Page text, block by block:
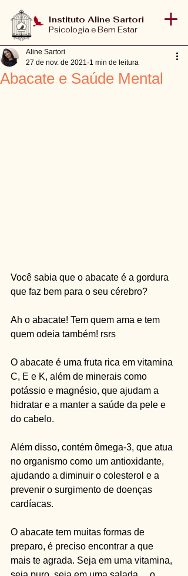
Instituto Aline Sartori
Psicologia e Bem Estar
Abacate e Saúde Mental
Aline Sartori
27 de nov. de 2021 1 min de leitura
Você sabia que o abacate é a gordura
que faz bem para o seu cérebro?
Ah o abacate! Tem quem ama e tem
quem odeia também! rsrs
O abacate é uma fruta rica em vitamina
C, E e K, além de minerais como
potássio e magnésio, que ajudam a
hidratar e a manter a saúde da pele e
do cabelo.
Além disso, contém ômega-3, que atua
no organismo como um antioxidante,
ajudando a diminuir o colesterol e a
prevenir o surgimento de doenças
cardíacas.
O abacate tem muitas formas de
preparo, é preciso encontrar a que
mais te agrada. Seja em uma vitamina,